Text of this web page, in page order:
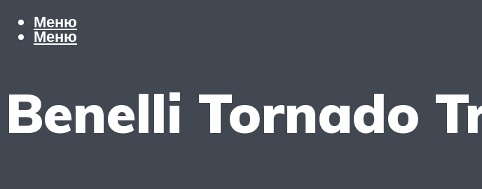
Меню
Меню
Benelli Tornado